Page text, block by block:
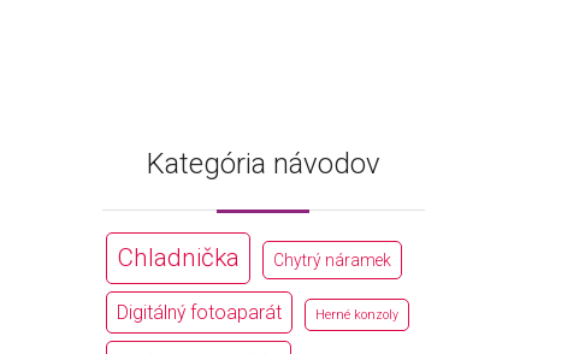
Kategória návodov
Chladnička Chytrý náramek
Digitálný fotoaparát Herné konzoly